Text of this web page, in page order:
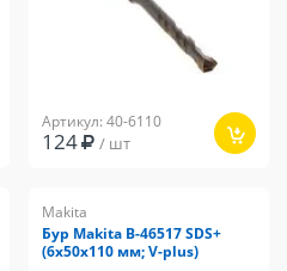
Артикул: 40-6110
124 / шт
Makita
Бур Makita B-46517 SDS+
(6х50х110 мм; V-plus)